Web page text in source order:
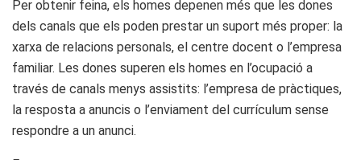
Per obtenir feina, els homes depenen més que les dones
dels canals que els poden prestar un suport més proper: la
xarxa de relacions personals, el centre docent o l’empresa
familiar. Les dones superen els homes en l’ocupació a
través de canals menys assistits: l’empresa de pràctiques,
la resposta a anuncis o l’enviament del currículum sense
respondre a un anunci.